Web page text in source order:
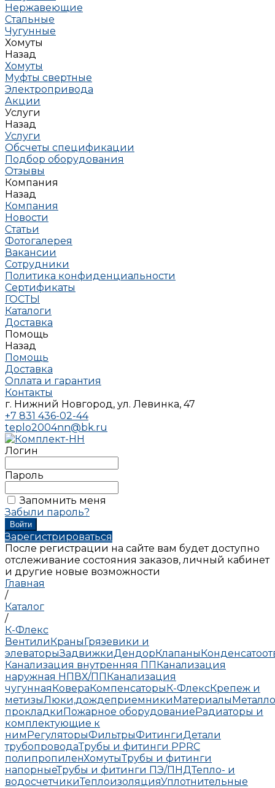
Нержавеющие
Стальные
Чугунные
Хомуты
Назад
Хомуты
Муфты свертные
Электропривода
Акции
Услуги
Назад
Услуги
Обсчеты спецификации
Подбор оборудования
Отзывы
Компания
Назад
Компания
Новости
Статьи
Фотогалерея
Вакансии
Сотрудники
Политика конфиденциальности
Сертификаты
ГОСТЫ
Каталоги
Доставка
Помощь
Назад
Помощь
Доставка
Оплата и гарантия
Контакты
г. Нижний Новгород, ул. Левинка, 47
+7 831 436-02-44
teplo2004nn@bk.ru
Логин
Пароль
Запомнить меня
Забыли пароль?
Зарегистрироваться
После регистрации на сайте вам будет доступно
отслеживание состояния заказов, личный кабинет
и другие новые возможности
Главная
/
Каталог
/
К-Флекс
ВентилиКраныГрязевики и
элеваторыЗадвижкиДендорКлапаны
Канализация внутренняя ППКанализация
наружная НПВХ/ППКанализация
чугуннаяКовераКомпенсаторыК-ФлексКрепеж и
метизыЛюки,дождеприемникиМатериалы
прокладкиПожарное оборудованиеРадиаторы и
комплектующие к
нимРегуляторыФильтрыФитингиДетали
трубопроводаТрубы и фитинги PPRC
полипропиленХомутыТрубы и фитинги
напорныеТрубы и фитинги ПЭ/ПНДТепло- и
водосчетчикиТеплоизоляцияУплотнительные